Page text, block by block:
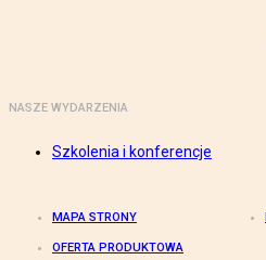
NASZE WYDARZENIA
Szkolenia i konferencje
MAPA STRONY
OFERTA PRODUKTOWA